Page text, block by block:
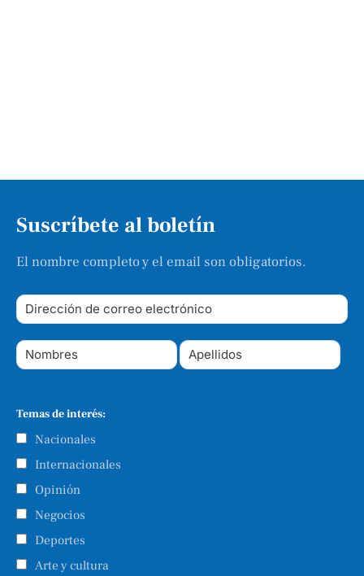
Suscríbete al boletín
El nombre completo y el email son obligatorios.
Temas de interés:
Nacionales
Internacionales
Opinión
Negocios
Deportes
Arte y cultura